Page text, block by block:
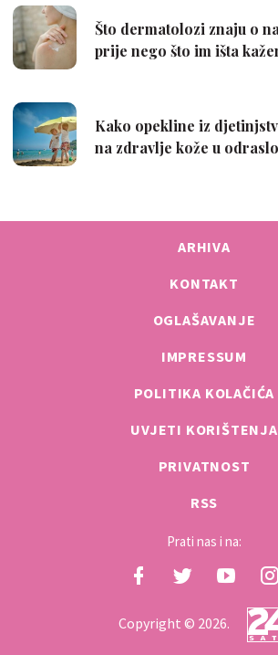
ARHIVA
KONTAKT
OGLAŠAVANJE
IMPRESSUM
POLITIKA KOLAČIĆA
UVJETI KORIŠTENJA
PRIVATNOST
RSS
Prati nas i na:
Copyright © 2026.